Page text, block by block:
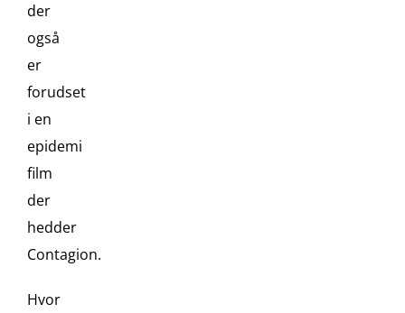
der
også
er
forudset
i en
epidemi
film
der
hedder
Contagion.
Hvor